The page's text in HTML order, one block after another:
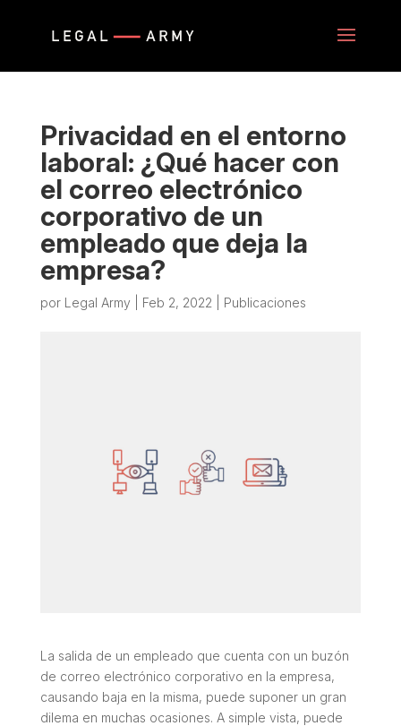
Privacidad en el entorno
laboral: ¿Qué hacer con
el correo electrónico
corporativo de un
empleado que deja la
empresa?
por Legal Army Feb 2, 2022 Publicaciones
La salida de un empleado que cuenta con un buzón
de correo electrónico corporativo en la empresa,
causando baja en la misma, puede suponer un gran
dilema en muchas ocasiones. A simple vista, puede